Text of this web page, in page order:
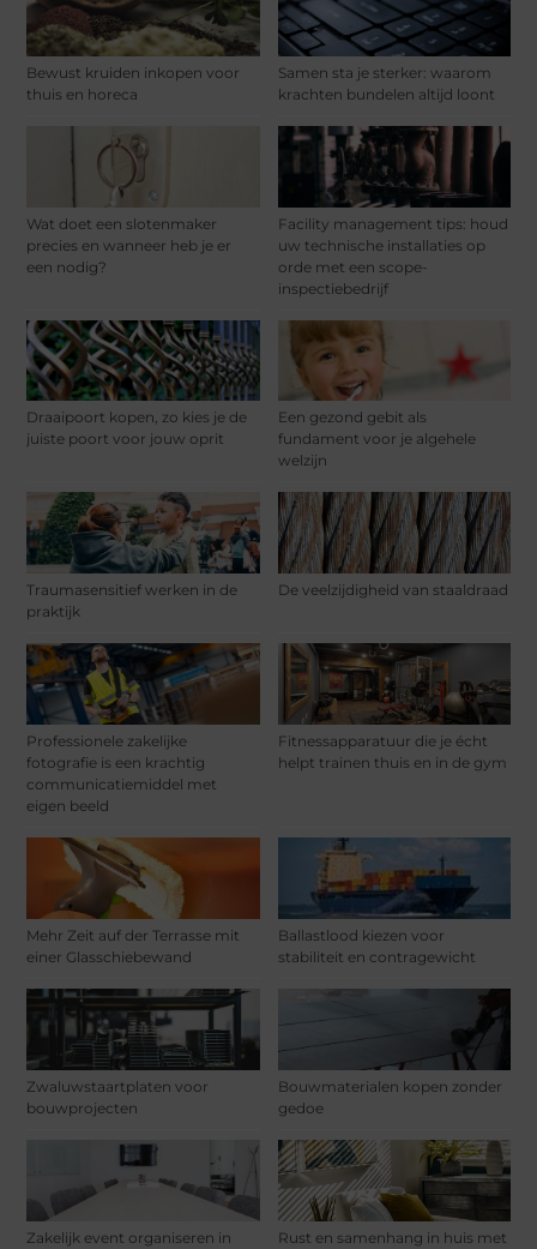
Bewust kruiden inkopen voor
thuis en horeca
Samen sta je sterker: waarom
krachten bundelen altijd loont
Wat doet een slotenmaker
precies en wanneer heb je er
een nodig?
Facility management tips: houd
uw technische installaties op
orde met een scope-
inspectiebedrijf
Draaipoort kopen, zo kies je de
juiste poort voor jouw oprit
Een gezond gebit als
fundament voor je algehele
welzijn
Traumasensitief werken in de
praktijk
De veelzijdigheid van staaldraad
Professionele zakelijke
fotografie is een krachtig
communicatiemiddel met
eigen beeld
Fitnessapparatuur die je écht
helpt trainen thuis en in de gym
Mehr Zeit auf der Terrasse mit
einer Glasschiebewand
Ballastlood kiezen voor
stabiliteit en contragewicht
Zwaluwstaartplaten voor
bouwprojecten
Bouwmaterialen kopen zonder
gedoe
Zakelijk event organiseren in
Rust en samenhang in huis met